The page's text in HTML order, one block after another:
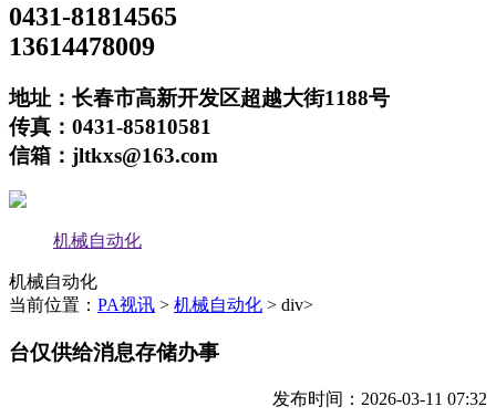
0431-81814565
13614478009
地址：长春市高新开发区超越大街1188号
传真：0431-85810581
信箱：jltkxs@163.com
机械自动化
机械自动化
当前位置： PA视讯 > 机械自动化 > div>
台仅供给消息存储办事
发布时间：2026-03-11 07:32